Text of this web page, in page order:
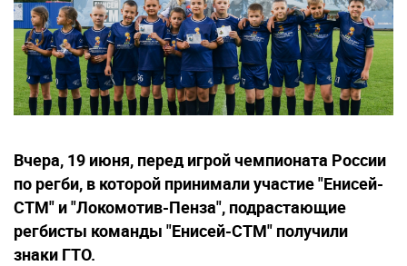
Вчера, 19 июня, перед игрой чемпионата России
по регби, в которой принимали участие "Енисей-
СТМ" и "Локомотив-Пенза", подрастающие
регбисты команды "Енисей-СТМ" получили
знаки ГТО.